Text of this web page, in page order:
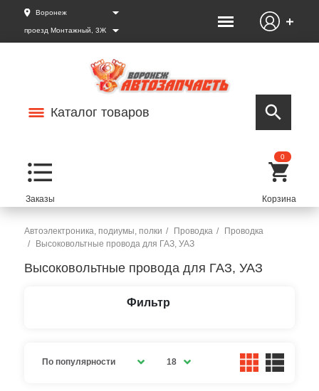
Воронеж
проезд Монтажный, 3Ж
Каталог товаров
0
Автоэлектроника, подиумы, полки Проводка
Проводка
Высоковольтные провода для ГАЗ, УАЗ
Высоковольтные провода для ГАЗ, УАЗ
Фильтр
По популярности 18